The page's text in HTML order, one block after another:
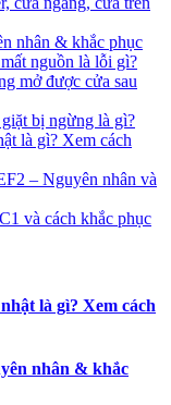
nhân & khắc phục
nguồn là lỗi gì?
mở được cửa sau
bị ngừng là gì?
là gì? Xem cách
– Nguyên nhân và
và cách khắc phục
là gì? Xem cách
nhân & khắc